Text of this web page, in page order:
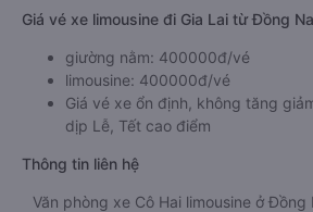
Giá vé xe limousine đi Gia Lai từ Đồng
giường nằm: 400000đ/vé
limousine: 400000đ/vé
Giá vé xe ổn định, không tăng
dịp Lễ, Tết cao điểm
Thông tin liên hệ
Văn phòng xe Cô Hai limousine ở Đồng